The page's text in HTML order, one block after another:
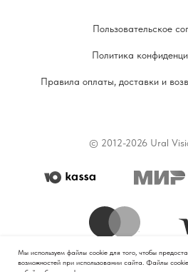
Пользовательское
Политика
Правила оплаты, доставки и
© 2012-2026 Ural
Мы используем файлы cookie для того, чтобы
возможностей при использовании сайта. Файлы